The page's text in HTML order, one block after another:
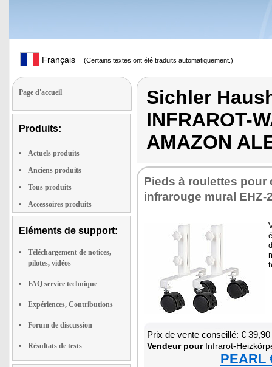
Français (Certains textes ont été traduits automatiquement.)
Page d'accueil
Produits:
Actuels produits
Anciens produits
Tous produits
Accessoires produits
Eléments de support:
Téléchargement de notices,
pilotes, vidéos
FAQ service technique
Expériences, Contributions
Forum de discussion
Résultats de tests
Sichler
INFRAROT-
AMAZON
Pieds à rou­lettes pour
infra­rouge mural EHZ-
Prix de vente conseillé: € 39,90
Ven­deur pourInfra­rot-
PEARL